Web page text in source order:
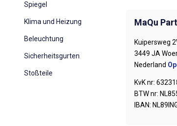
Spiegel
Klima und Heizung
Beleuchtung
Sicherheitsgurten
Stoßteile
MaQu
Kuipersweg
3449 JA
Nederland
KvK nr:
BTW nr:
IBAN: